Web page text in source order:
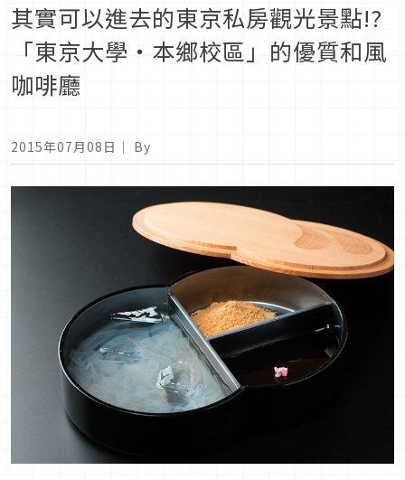
其實可以進去的東京私房觀光景點!?
「東京大學・本鄉校區」的優質和風
咖啡廳
2015年07月08日 ｜ By